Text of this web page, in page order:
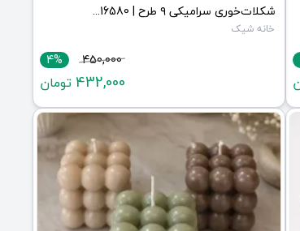
شکلات‌خوری سرامیکی ۹ طرح | JCHK-16580
خانه شیک
4% 450,000
432,000 تومان